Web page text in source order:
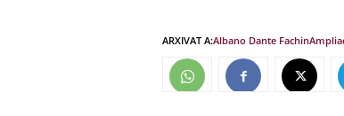
ARXIVAT A:Albano Dante Fachin